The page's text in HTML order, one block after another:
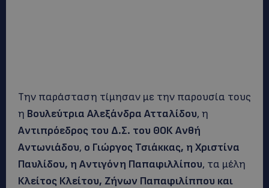
Την παράσταση τίμησαν με την παρουσία τους
η Βουλεύτρια Αλεξάνδρα Ατταλίδου, η
Αντιπρόεδρος του Δ.Σ. του ΘΟΚ Ανθή
Αντωνιάδου, ο Γιώργος Τσιάκκας, η Χριστίνα
Παυλίδου, η Αντιγόνη Παπαφιλλίπου, τα μέλη
Κλείτος Κλείτου, Ζήνων Παπαφιλίππου και